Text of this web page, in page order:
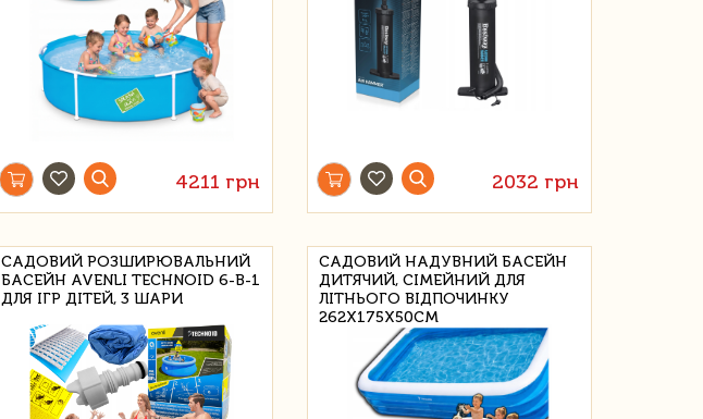
4211 грн 2032 грн
САДОВИЙ РОЗШИРЮВАЛЬНИЙ
БАСЕЙН AVENLI TECHNOID 6-В-1
ДЛЯ ІГР ДІТЕЙ, 3 ШАРИ
САДОВИЙ НАДУВНИЙ БАСЕЙН
ДИТЯЧИЙ, СІМЕЙНИЙ ДЛЯ
ЛІТНЬОГО ВІДПОЧИНКУ
262Х175Х50СМ